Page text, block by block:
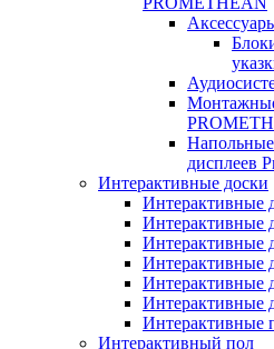
Напольные
дисплеев
Интерактивные доски
Интерактивные
Интерактивные
Интерактивные
Интерактивные
Интерактивные
Интерактивные
Интерактивные
Интерактивный пол